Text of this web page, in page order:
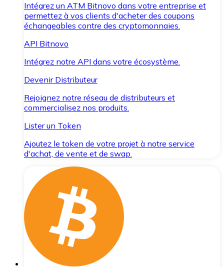
Intégrez un ATM Bitnovo dans votre entreprise et
permettez à vos clients d'acheter des coupons
échangeables contre des cryptomonnaies.
API Bitnovo
Intégrez notre API dans votre écosystème.
Devenir Distributeur
Rejoignez notre réseau de distributeurs et
commercialisez nos produits.
Lister un Token
Ajoutez le token de votre projet à notre service
d'achat, de vente et de swap.